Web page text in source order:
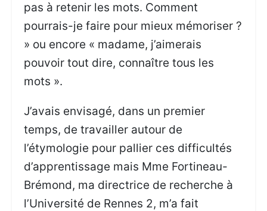
pas à retenir les mots. Comment
pourrais-je faire pour mieux mémoriser ?
» ou encore « madame, j’aimerais
pouvoir tout dire, connaître tous les
mots ».
J’avais envisagé, dans un premier
temps, de travailler autour de
l’étymologie pour pallier ces difficultés
d’apprentissage mais Mme Fortineau-
Brémond, ma directrice de recherche à
l’Université de Rennes 2, m’a fait